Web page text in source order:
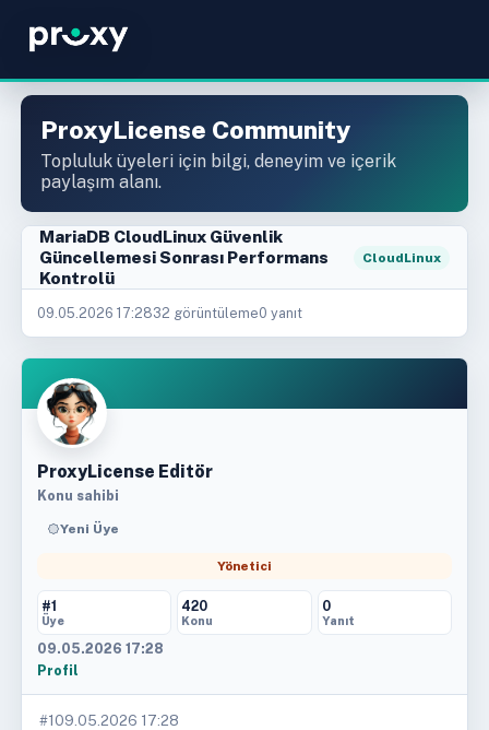
ProxyLicense Community
Topluluk üyeleri için bilgi, deneyim ve içerik
paylaşım alanı.
MariaDB CloudLinux Güvenlik
Güncellemesi Sonrası Performans
Kontrolü
CloudLinux
09.05.2026 17:2832 görüntüleme0 yanıt
ProxyLicense Editör
Konu sahibi
Yeni Üye
Yönetici
#1
Üye
420
Konu
0
Yanıt
09.05.2026 17:28
Profil
#1 09.05.2026 17:28